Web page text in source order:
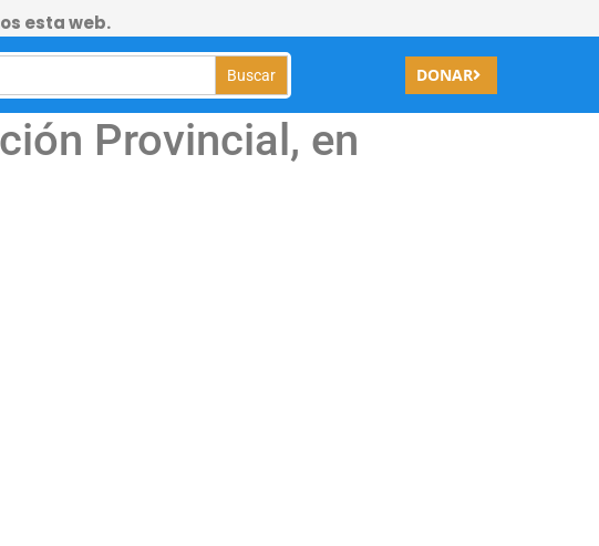
esta web.
DONAR
Provincial, en